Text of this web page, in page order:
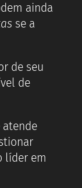
ainda
se a
de seu
de
atende
líder em